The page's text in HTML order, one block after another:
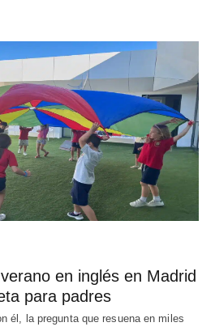
en inglés en Madrid
para padres
él, la pregunta que resuena en miles